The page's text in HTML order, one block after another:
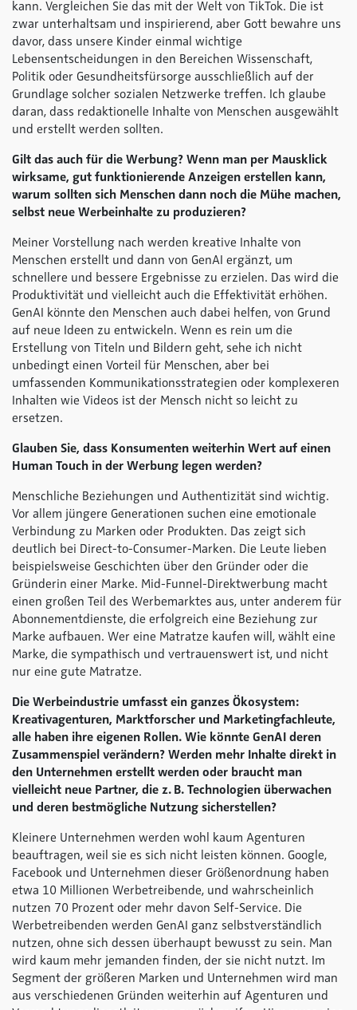
kann. Vergleichen Sie das mit der Welt von TikTok. Die ist
zwar unterhaltsam und inspirierend, aber Gott bewahre uns
davor, dass unsere Kinder einmal wichtige
Lebensentscheidungen in den Bereichen Wissenschaft,
Politik oder Gesundheitsfürsorge ausschließlich auf der
Grundlage solcher sozialen Netzwerke treffen. Ich glaube
daran, dass redaktionelle Inhalte von Menschen ausgewählt
und erstellt werden sollten.
Gilt das auch für die Werbung? Wenn man per Mausklick
wirksame, gut funktionierende Anzeigen erstellen kann,
warum sollten sich Menschen dann noch die Mühe machen,
selbst neue Werbeinhalte zu produzieren?
Meiner Vorstellung nach werden kreative Inhalte von
Menschen erstellt und dann von GenAI ergänzt, um
schnellere und bessere Ergebnisse zu erzielen. Das wird die
Produktivität und vielleicht auch die Effektivität erhöhen.
GenAI könnte den Menschen auch dabei helfen, von Grund
auf neue Ideen zu entwickeln. Wenn es rein um die
Erstellung von Titeln und Bildern geht, sehe ich nicht
unbedingt einen Vorteil für Menschen, aber bei
umfassenden Kommunikationsstrategien oder komplexeren
Inhalten wie Videos ist der Mensch nicht so leicht zu
ersetzen.
Glauben Sie, dass Konsumenten weiterhin Wert auf einen
Human Touch in der Werbung legen werden?
Menschliche Beziehungen und Authentizität sind wichtig.
Vor allem jüngere Generationen suchen eine emotionale
Verbindung zu Marken oder Produkten. Das zeigt sich
deutlich bei Direct-to-Consumer-Marken. Die Leute lieben
beispielsweise Geschichten über den Gründer oder die
Gründerin einer Marke. Mid-Funnel-Direktwerbung macht
einen großen Teil des Werbemarktes aus, unter anderem für
Abonnementdienste, die erfolgreich eine Beziehung zur
Marke aufbauen. Wer eine Matratze kaufen will, wählt eine
Marke, die sympathisch und vertrauenswert ist, und nicht
nur eine gute Matratze.
Die Werbeindustrie umfasst ein ganzes Ökosystem:
Kreativagenturen, Marktforscher und Marketingfachleute,
alle haben ihre eigenen Rollen. Wie könnte GenAI deren
Zusammenspiel verändern? Werden mehr Inhalte direkt in
den Unternehmen erstellt werden oder braucht man
vielleicht neue Partner, die z. B. Technologien überwachen
und deren bestmögliche Nutzung sicherstellen?
Kleinere Unternehmen werden wohl kaum Agenturen
beauftragen, weil sie es sich nicht leisten können. Google,
Facebook und Unternehmen dieser Größenordnung haben
etwa 10 Millionen Werbetreibende, und wahrscheinlich
nutzen 70 Prozent oder mehr davon Self-Service. Die
Werbetreibenden werden GenAI ganz selbstverständlich
nutzen, ohne sich dessen überhaupt bewusst zu sein. Man
wird kaum mehr jemanden finden, der sie nicht nutzt. Im
Segment der größeren Marken und Unternehmen wird man
aus verschiedenen Gründen weiterhin auf Agenturen und